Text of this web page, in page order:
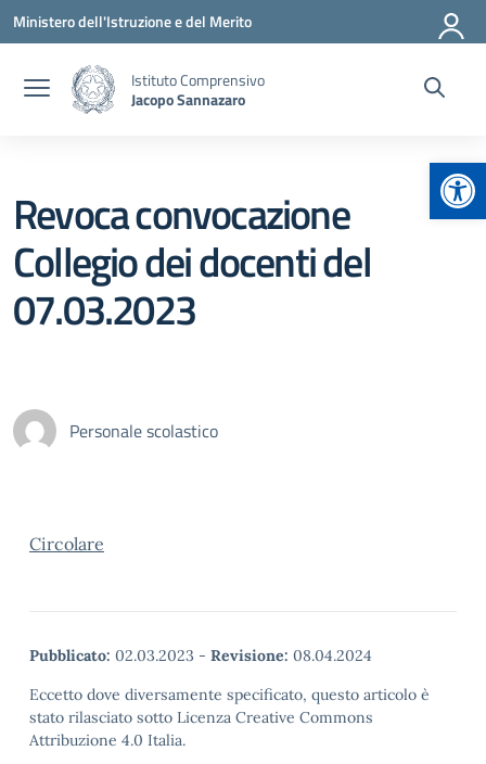
Vai ai contenuti
Vai al menu di navigazione
Vai al footer
Ministero dell'Istruzione e del Merito
Istituto Comprensivo
Jacopo Sannazaro
Revoca convocazione
Collegio dei docenti del
07.03.2023
Personale scolastico
Circolare
Pubblicato: 02.03.2023 - Revisione: 08.04.2024
Eccetto dove diversamente specificato, questo articolo è
stato rilasciato sotto Licenza Creative Commons
Attribuzione 4.0 Italia.